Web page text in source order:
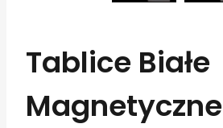
Tablice Białe
Magnetyczne